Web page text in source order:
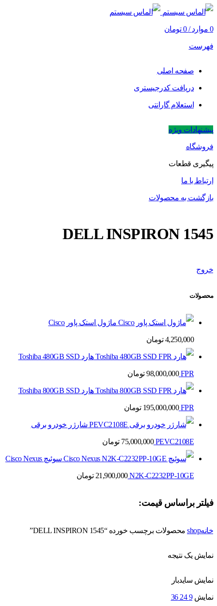
0 موارد /
0 تومان
فهرست
صفحه اصلی
دریافت کدرجیستری
استعلام گارانتی
پیشنهادات ویژه
فروشگاه
پیگیری قطعات
ارتباط با ما
بازگشت به محصولات
DELL INSPIRON 1545
خروج
محصولات
ماژول استک پاور Cisco
4,250,000 تومان
هارد Toshiba 480GB SSD
FPR
98,000,000 تومان
هارد Toshiba 800GB SSD
FPR
195,000,000 تومان
شارژر خودرو برقی
PEVC2108E
75,000,000 تومان
سوئیچ Cisco Nexus
N2K-C2232PP-10GE
21,900,000 تومان
فیلتر براساس قیمت:
خانهshop محصولات برچسب خورده “DELL INSPIRON 1545”
نمایش یک نتیجه
نمایش سایدبار
نمایش 9
24
36